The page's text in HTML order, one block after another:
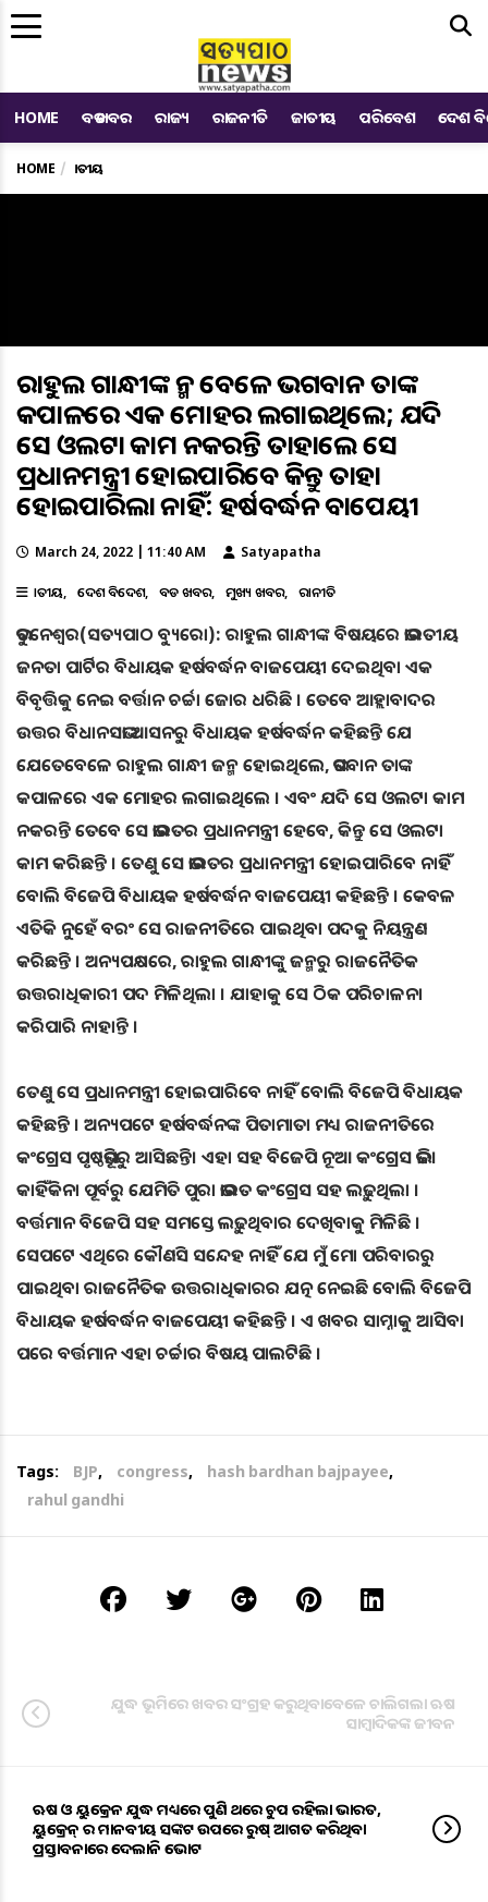
HOME ବଡ ଖବର ରାଜ୍ୟ ରାଜନୀତି ଜାତୀୟ ପରିବେଶ ଦେଶ
HOME ଜାତୀୟ
ରାହୁଲ ଗାନ୍ଧୀଙ୍କ ଜନ୍ମ ବେଳେ ଭଗବାନ ତାଙ୍କ
କପାଳରେ ଏକ ମୋହର ଲଗାଇଥିଲେ; ଯଦି
ସେ ଓଲଟା କାମ ନକରନ୍ତି ତାହାଲେ ସେ
ପ୍ରଧାନମନ୍ତ୍ରୀ ହୋଇପାରିବେ କିନ୍ତୁ ତାହା
ହୋଇପାରିଲା ନାହିଁ: ହର୍ଷବର୍ଦ୍ଧନ ବାଜପେୟୀ
March 24, 2022 | 11:40 AM Satyapatha
ଜାତୀୟ ଦେଶ ବିଦେଶ ବଡ ଖବର ମୁଖ୍ୟ ଖବର ରାଜନୀତି
ଭୁବନେଶ୍ୱର(ସତ୍ୟପାଠ ବ୍ୟୁରୋ): ରାହୁଲ ଗାନ୍ଧୀଙ୍କ ବିଷୟରେ ଭାରତୀୟ
ଜନତା ପାର୍ଟିର ବିଧାୟକ ହର୍ଷବର୍ଦ୍ଧନ ବାଜପେୟୀ ଦେଇଥିବା ଏକ
ବିବୃତ୍ତିକୁ ନେଇ ବର୍ତ୍ତାନ ଚର୍ଚ୍ଚା ଜୋର ଧରିଛି । ତେବେ ଆହ୍ଲାବାଦର
ଉତ୍ତର ବିଧାନସଭା ଆସନରୁ ବିଧାୟକ ହର୍ଷବର୍ଦ୍ଧନ କହିଛନ୍ତି ଯେ
ଯେତେବେଳେ ରାହୁଲ ଗାନ୍ଧୀ ଜନ୍ମ ହୋଇଥିଲେ, ଭଗବାନ ତାଙ୍କ
କପାଳରେ ଏକ ମୋହର ଲଗାଇଥିଲେ । ଏବଂ ଯଦି ସେ ଓଲଟା କାମ
ନକରନ୍ତି ତେବେ ସେ ଭାରତର ପ୍ରଧାନମନ୍ତ୍ରୀ ହେବେ, କିନ୍ତୁ ସେ ଓଲଟା
କାମ କରିଛନ୍ତି । ତେଣୁ ସେ ଭାରତର ପ୍ରଧାନମନ୍ତ୍ରୀ ହୋଇପାରିବେ ନାହିଁ
ବୋଲି ବିଜେପି ବିଧାୟକ ହର୍ଷବର୍ଦ୍ଧନ ବାଜପେୟୀ କହିଛନ୍ତି । କେବଳ
ଏତିକି ନୁହେଁ ବରଂ ସେ ରାଜନୀତିରେ ପାଇଥିବା ପଦକୁ ନିୟନ୍ତ୍ରଣ
କରିଛନ୍ତି । ଅନ୍ୟପକ୍ଷରେ, ରାହୁଲ ଗାନ୍ଧୀଙ୍କୁ ଜନ୍ମରୁ ରାଜନୈତିକ
ଉତ୍ତରାଧିକାରୀ ପଦ ମିଳିଥିଲା । ଯାହାକୁ ସେ ଠିକ ପରିଚାଳନା
କରିପାରି ନାହାନ୍ତି ।
ତେଣୁ ସେ ପ୍ରଧାନମନ୍ତ୍ରୀ ହୋଇପାରିବେ ନାହିଁ ବୋଲି ବିଜେପି ବିଧାୟକ
କହିଛନ୍ତି । ଅନ୍ୟପଟେ ହର୍ଷବର୍ଦ୍ଧନଙ୍କ ପିତାମାତା ମଧ୍ୟ ରାଜନୀତିରେ
କଂଗ୍ରେସ ପୃଷ୍ଠଭୂମିରୁ ଆସିଛନ୍ତି। ଏହା ସହ ବିଜେପି ନୂଆ କଂଗ୍ରେସ ଭଳି।
କାହିଁକିନା ପୂର୍ବରୁ ଯେମିତି ପୁରା ଭାରତ କଂଗ୍ରେସ ସହ ଲଢ଼ୁଥିଲା ।
ବର୍ତ୍ତମାନ ବିଜେପି ସହ ସମସ୍ତେ ଲଢ଼ୁଥିବାର ଦେଖିବାକୁ ମିଳିଛି ।
ସେପଟେ ଏଥିରେ କୌଣସି ସନ୍ଦେହ ନାହିଁ ଯେ ମୁଁ ମୋ ପରିବାରରୁ
ପାଇଥିବା ରାଜନୈତିକ ଉତ୍ତରାଧିକାରର ଯତ୍ନ ନେଇଛି ବୋଲି ବିଜେପି
ବିଧାୟକ ହର୍ଷବର୍ଦ୍ଧନ ବାଜପେୟୀ କହିଛନ୍ତି । ଏ ଖବର ସାମ୍ନାକୁ ଆସିବା
ପରେ ବର୍ତ୍ତମାନ ଏହା ଚର୍ଚ୍ଚାର ବିଷୟ ପାଲଟିଛି ।
Tags: BJP, congress, hash bardhan bajpayee,
rahul gandhi
ଯୁଦ୍ଧ ଭୂମିରେ ଖବର ସଂଗ୍ରହ କରୁଥିବାବେଳେ ଚାଲିଗଲା ଋଷ
ସାମ୍ୱାଦିକଙ୍କ ଜୀବନ
ଋଷ ଓ ୟୁକ୍ରେନ ଯୁଦ୍ଧ ମଧ୍ୟରେ ପୁଣି ଥରେ ଚୁପ ରହିଲା ଭାରତ,
ୟୁକ୍ରେନ୍ ର ମାନବୀୟ ସଙ୍କଟ ଉପରେ ରୁଷ୍ ଆଗତ କରିଥିବା
ପ୍ରସ୍ତାବନାରେ ଦେଲାନି ଭୋଟ